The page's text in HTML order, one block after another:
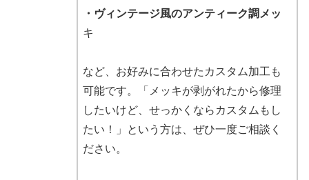
・ヴィンテージ風のアンティーク調メッ
キ
など、お好みに合わせたカスタム加工も
可能です。「メッキが剥がれたから修理
したいけど、せっかくならカスタムもし
たい！」という方は、ぜひ一度ご相談く
ださい。